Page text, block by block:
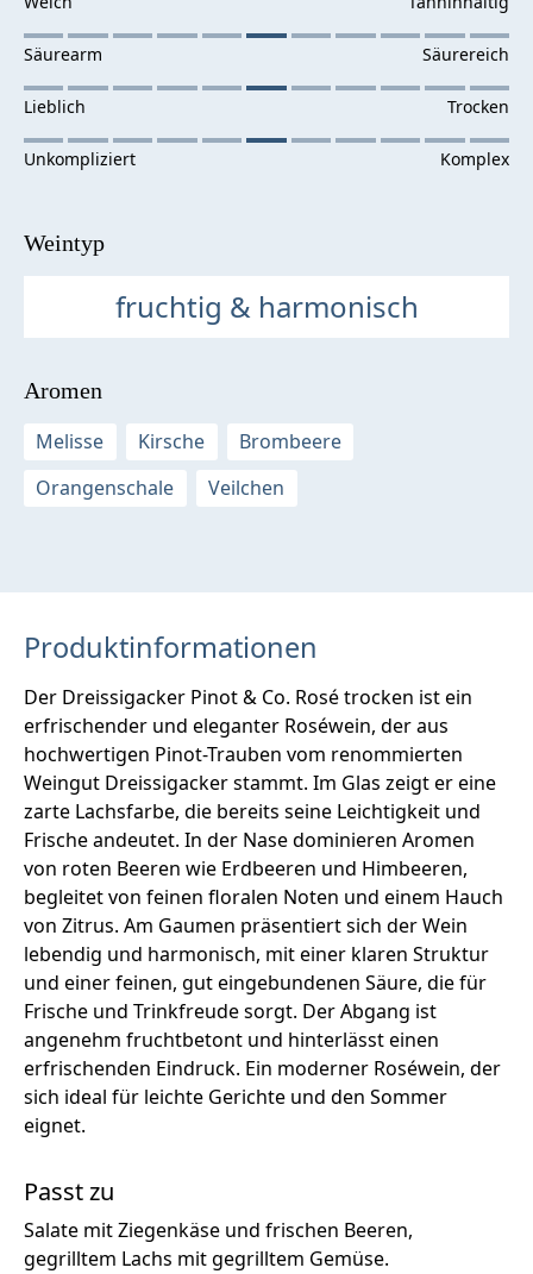
Weintyp
fruchtig & harmonisch
Aromen
Melisse
Kirsche
Brombeere
Orangenschale
Veilchen
Produktinformationen
Der Dreissigacker Pinot & Co. Rosé trocken ist ein
erfrischender und eleganter Roséwein, der aus
hochwertigen Pinot-Trauben vom renommierten
Weingut Dreissigacker stammt. Im Glas zeigt er eine
zarte Lachsfarbe, die bereits seine Leichtigkeit und
Frische andeutet. In der Nase dominieren Aromen
von roten Beeren wie Erdbeeren und Himbeeren,
begleitet von feinen floralen Noten und einem Hauch
von Zitrus. Am Gaumen präsentiert sich der Wein
lebendig und harmonisch, mit einer klaren Struktur
und einer feinen, gut eingebundenen Säure, die für
Frische und Trinkfreude sorgt. Der Abgang ist
angenehm fruchtbetont und hinterlässt einen
erfrischenden Eindruck. Ein moderner Roséwein, der
sich ideal für leichte Gerichte und den Sommer
eignet.
Passt zu
Salate mit Ziegenkäse und frischen Beeren,
gegrilltem Lachs mit gegrilltem Gemüse.